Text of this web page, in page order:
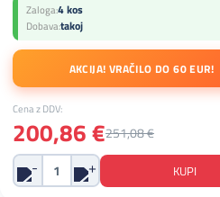
Zaloga:4 kos
Dobava:takoj
AKCIJA! VRAČILO DO 60 EUR!
Cena z DDV:
200,86 €251,08 €